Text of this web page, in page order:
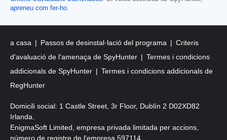
apreneu com fer-ho.
a casa Passos de desinstal·lació del programa
Criteris
d'avaluació de l'amenaça de SpyHunter
Termes i condicions
addicionals de SpyHunter
Termes i condicions addicionals de
RegHunter
Domicili social: 1 Castle Street, 3r Floor, Dublín 2 D02XD82
Irlanda.
EnigmaSoft Limited, empresa privada limitada per accions,
número de registre de l'empresa 597114.